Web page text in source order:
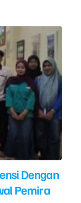
Dengan
Pemira